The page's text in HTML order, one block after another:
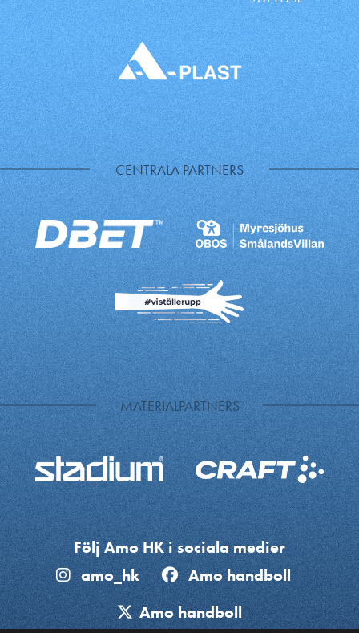
CENTRALA PARTNERS
MATERIALPARTNERS
Följ Amo HK i sociala medier
amo_hk
Amo handboll
Amo handboll